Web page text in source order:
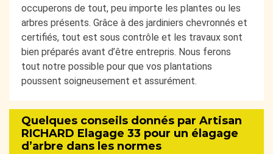
occuperons de tout, peu importe les plantes ou les
arbres présents. Grâce à des jardiniers chevronnés et
certifiés, tout est sous contrôle et les travaux sont
bien préparés avant d’être entrepris. Nous ferons
tout notre possible pour que vos plantations
poussent soigneusement et assurément.
Quelques conseils donnés par Artisan
RICHARD Elagage 33 pour un élagage
d’arbre dans les normes